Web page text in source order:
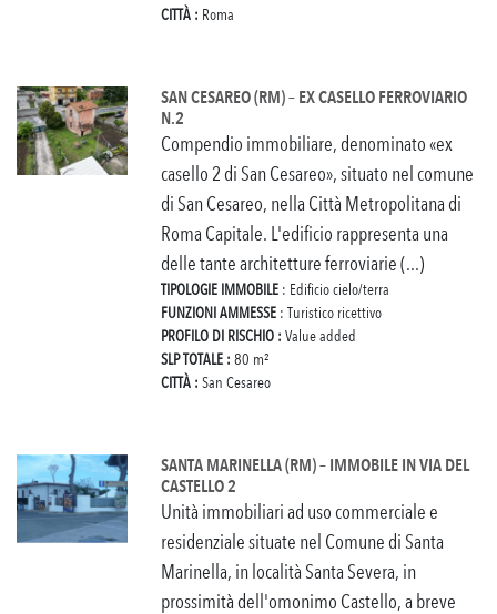
CITTÀ : Roma
SAN CESAREO (RM) – EX CASELLO FERROVIARIO
N.2
Compendio immobiliare, denominato «ex
casello 2 di San Cesareo», situato nel comune
di San Cesareo, nella Città Metropolitana di
Roma Capitale. L'edificio rappresenta una
delle tante architetture ferroviarie (...)
TIPOLOGIE IMMOBILE : Edificio cielo/terra
FUNZIONI AMMESSE : Turistico ricettivo
PROFILO DI RISCHIO : Value added
SLP TOTALE : 80 m²
CITTÀ : San Cesareo
SANTA MARINELLA (RM) – IMMOBILE IN VIA DEL
CASTELLO 2
Unità immobiliari ad uso commerciale e
residenziale situate nel Comune di Santa
Marinella, in località Santa Severa, in
prossimità dell'omonimo Castello, a breve